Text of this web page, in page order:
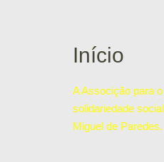
Início
A Associção para
solidariedade
Miguel de Paredes.